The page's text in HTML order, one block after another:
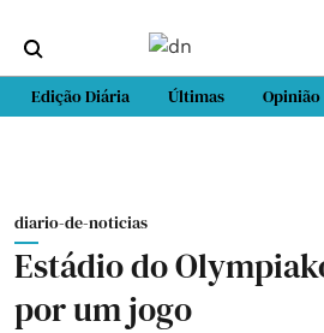
Edição Diária Últimas Opinião
diario-de-noticias
Estádio do
por um jogo